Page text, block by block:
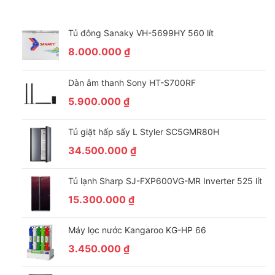
Công nghệ 4K Upscaling nâng cấp hình ảnh rõ ràng trước mắt
Công nghệ Color Booster tăng cường màu sắc thông
minh
Tủ đông Sanaky VH-5699HY 560 lít
8.000.000 ₫
Dàn âm thanh Sony HT-S700RF
5.900.000 ₫
Tủ giặt hấp sấy L Styler SC5GMR80H
34.500.000 ₫
Tủ lạnh Sharp SJ-FXP600VG-MR Inverter 525 lít
15.300.000 ₫
Máy lọc nước Kangaroo KG-HP 66
3.450.000 ₫